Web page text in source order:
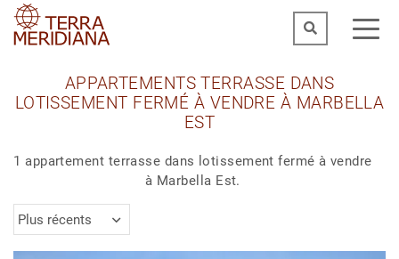
APPARTEMENTS TERRASSE DANS
LOTISSEMENT FERMÉ À VENDRE À MARBELLA
EST
1 appartement terrasse dans lotissement fermé à vendre
à Marbella Est.
Plus récents